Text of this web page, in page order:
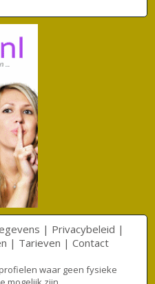
| Privacybeleid |
| Tarieven | Contact
waar geen fysieke